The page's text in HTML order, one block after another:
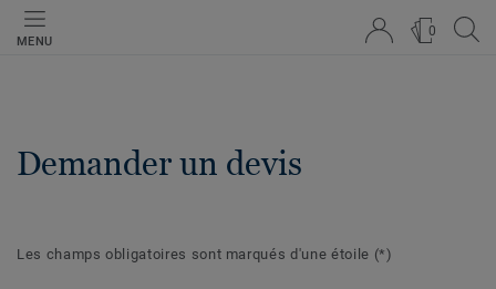
MENU
0
Demander un devis
Les champs obligatoires sont marqués d'une étoile (*)